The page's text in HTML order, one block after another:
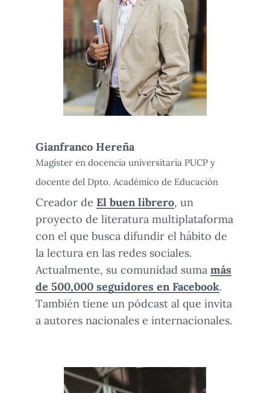
Gianfranco Hereña
Magíster en docencia universitaria PUCP y
docente del Dpto. Académico de Educación
Creador de El buen librero, un
proyecto de literatura multiplataforma
con el que busca difundir el hábito de
la lectura en las redes sociales.
Actualmente, su comunidad sumamás
de 500,000 seguidores en Facebook.
También tiene un pódcast al que invita
a autores nacionales e internacionales.